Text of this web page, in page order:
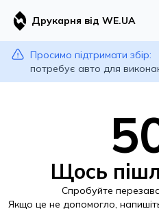
Друкарня від WE.UA
Просимо підтримати збір:
потребує авто для
Щось
Спробуйте
Якщо це не допомогло,